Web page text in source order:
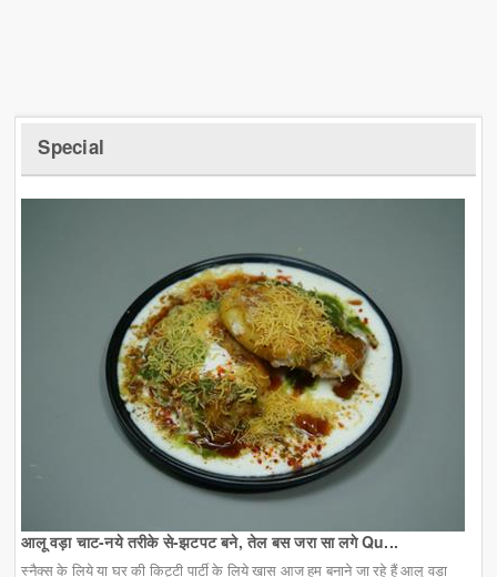
Special
आलू वड़ा चाट-नये तरीके से-झटपट बने, तेल बस जरा सा लगे Qu...
स्नैक्स के लिये या घर की किट्टी पार्टी के लिये खास आज हम बनाने जा रहे हैं आलू वड़ा